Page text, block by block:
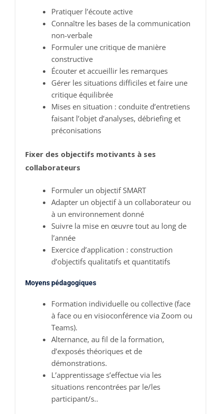
Pratiquer l’écoute active
Connaître les bases de la communication
non-verbale
Formuler une critique de manière
constructive
Écouter et accueillir les remarques
Gérer les situations difficiles et faire une
critique équilibrée
Mises en situation : conduite d’entretiens
faisant l’objet d’analyses, débriefing et
préconisations
Fixer des objectifs motivants à ses
collaborateurs
Formuler un objectif SMART
Adapter un objectif à un collaborateur ou
à un environnement donné
Suivre la mise en œuvre tout au long de
l’année
Exercice d’application : construction
d’objectifs qualitatifs et quantitatifs
Moyens pédagogiques
Formation individuelle ou collective (face
à face ou en visioconférence via Zoom ou
Teams).
Alternance, au fil de la formation,
d’exposés théoriques et de
démonstrations.
L’apprentissage s’effectue via les
situations rencontrées par le/les
participant/s..